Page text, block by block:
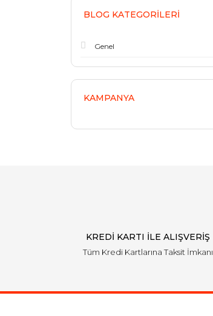
BLOG KATEGORILERI
Genel
KAMPANYA
KREDİ KARTI İLE ALIŞVERİŞ
Tüm Kredi Kartlarına Taksit İmkanı